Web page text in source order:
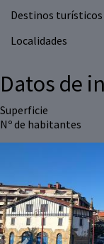
Destinos turísticos
Localidades
Datos de
Superficie
Nº de habitantes